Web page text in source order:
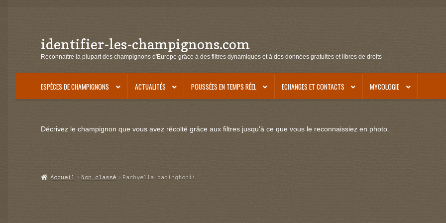
Aller
à
navigation
Aller
au
identifier-les-champignons.com
Reconnaître la plupart des champignons d'Europe grâce à des filtres dynamiques et à des données gratuites et libres de droits
ESPÈCES DE CHAMPIGNONS ACTUALITÉS POUSSÉES EN TEMPS RÉEL ECHANGES ET CONTACTS MYCOLOGIE
Décrivez le champignon que vous avez récolté grâce aux filtres jusqu'à ce que vous le reconnaissiez en photo.
Accueil Non classé Pachyella babingtonii